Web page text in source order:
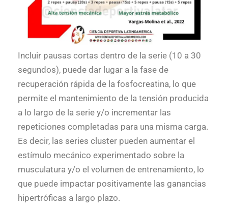
Incluir pausas cortas dentro de la serie (10 a 30
segundos), puede dar lugar a la fase de
recuperación rápida de la fosfocreatina, lo que
permite el mantenimiento de la tensión producida
a lo largo de la serie y/o incrementar las
repeticiones completadas para una misma carga.
Es decir, las series cluster pueden aumentar el
estímulo mecánico experimentado sobre la
musculatura y/o el volumen de entrenamiento, lo
que puede impactar positivamente las ganancias
hipertróficas a largo plazo.